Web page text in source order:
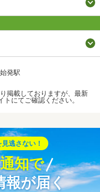
始発駅
掲載しておりますが、最新
トにてご確認ください。
逃さない！
知で
報が届く